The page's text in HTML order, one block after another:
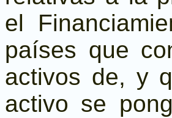
el
países que
activos de, y
activo se